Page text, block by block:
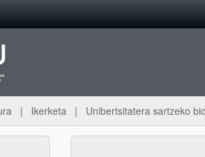
Ikerketa Unibertsitatera sartzeko